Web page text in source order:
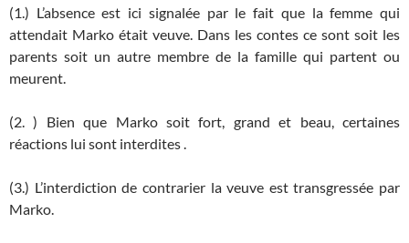
(1.) L’absence est ici signalée par le fait que la femme qui
attendait Marko était veuve. Dans les contes ce sont soit les
parents soit un autre membre de la famille qui partent ou
meurent.
(2. ) Bien que Marko soit fort, grand et beau, certaines
réactions lui sont interdites .
(3.) L’interdiction de contrarier la veuve est transgressée par
Marko.